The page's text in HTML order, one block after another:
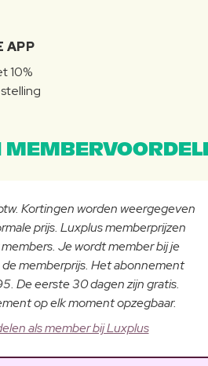
APP
10%
Kortingen worden weergegeven
prijs. Luxplus memberprijzen
Je wordt member bij je
memberprijs. Het abonnement
De eerste 30 dagen zijn gratis.
op elk moment opzegbaar.
als member bij Luxplus